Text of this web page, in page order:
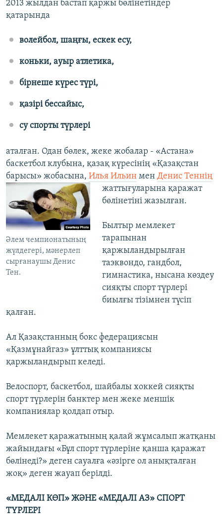
2013 жылдан бастап қаржы бөлінетіндер
қатарында
волейбол, шаңғы, ескек есу,
коньки, ауыр атлетика,
бірнеше күрес түрі,
қазірі бессайыс,
су спорты түрлері
аталған. Одан бөлек, жеке жобалар - «Астана»
баскетбол клубына, қазақ күресінің «Қазақстан
барысы» жобасына, Илья Ильин мен Денис Теннің
Әлем чемпионатының
жүлдегері, мәнерлеп
сырғанаушы Денис
Тен.
жаттығуларына ​қаражат
бөлінетіні жазылған.
​Былтыр мемлекет
тарапынан
қаржыландырылған
таэквондо, гандбол,
гимнастика, нысана көздеу
сияқты спорт түрлері
биылғы тізімнен түсіп
қалған.
Ал Қазақстанның бокс федерациясын
«Қазмұнайгаз» ұлттық компаниясы
қаржыландырып келеді.
Велоспорт, баскетбол, шайбалы хоккей сияқты
спорт түрлерін банктер мен жеке меншік
компаниялар қолдап отыр.
Мемлекет қаражатының қалай жұмсалып жатқаны
жайындағы «Бұл спорт түрлеріне қанша қаражат
бөлінеді?» деген сауалға «әзірге ол анықталған
жоқ» деген жауап берілді.
«МЕДАЛІ КӨП» ЖӘНЕ «МЕДАЛІ АЗ» СПОРТ
ТҮРЛЕРІ